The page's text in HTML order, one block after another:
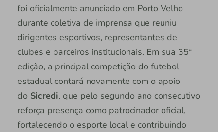
foi oficialmente anunciado em Porto Velho
durante coletiva de imprensa que reuniu
dirigentes esportivos, representantes de
clubes e parceiros institucionais. Em sua 35ª
edição, a principal competição do futebol
estadual contará novamente com o apoio
do Sicredi, que pelo segundo ano consecutivo
reforça presença como patrocinador oficial,
fortalecendo o esporte local e contribuindo